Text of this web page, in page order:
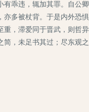
乖违，辄加其罪。自公
多被杖背。于是内外恐
滞爱同于晋武，则哲
，未足书其过；尽东观